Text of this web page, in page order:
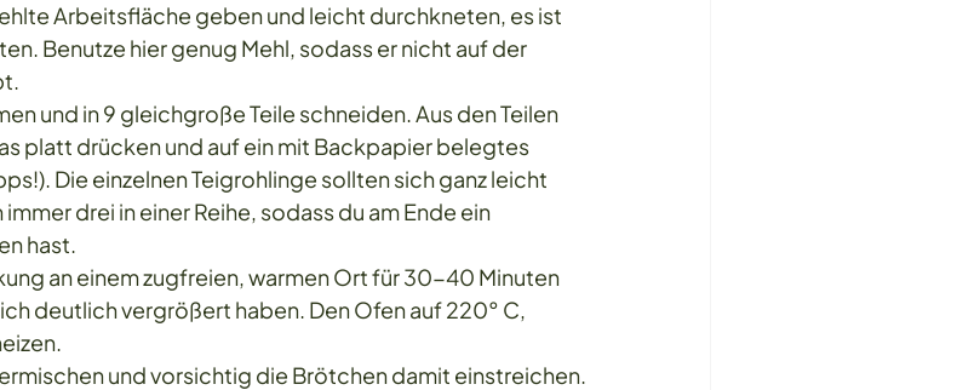
Arbeitsfläche geben und leicht durchkneten, es ist
Benutze hier genug Mehl, sodass er nicht auf der
und in 9 gleichgroße Teile schneiden. Aus den Teilen
platt drücken und auf ein mit Backpapier belegtes
Die einzelnen Teigrohlinge sollten sich ganz leicht
drei in einer Reihe, sodass du am Ende ein
hast.
an einem zugfreien, warmen Ort für 30-40 Minuten
deutlich vergrößert haben. Den Ofen auf 220° C,
und vorsichtig die Brötchen damit einstreichen.